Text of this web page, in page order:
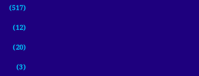
(517)
(12)
(20)
(3)